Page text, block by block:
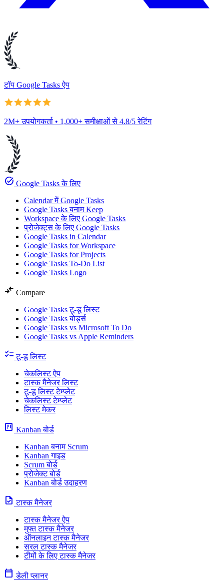
टॉप Google Tasks ऐप
2M+ उपयोगकर्ता • 1,000+ समीक्षाओं से 4.8/5 रेटिंग
task_alt Google Tasks के लिए
Calendar में Google Tasks
Google Tasks बनाम Keep
Workspace के लिए Google Tasks
प्रोजेक्ट्स के लिए Google Tasks
Google Tasks in Calendar
Google Tasks for Workspace
Google Tasks for Projects
Google Tasks To-Do List
Google Tasks Logo
compare_arrows Compare
Google Tasks टू-डू लिस्ट
Google Tasks बोर्ड्स
Google Tasks vs Microsoft To Do
Google Tasks vs Apple Reminders
checklist टू-डू लिस्ट
चेकलिस्ट ऐप
टास्क मैनेजर लिस्ट
टू-डू लिस्ट टेम्प्लेट
चेकलिस्ट टेम्प्लेट
लिस्ट मेकर
view_kanban Kanban बोर्ड
Kanban बनाम Scrum
Kanban गाइड
Scrum बोर्ड
प्रोजेक्ट बोर्ड
Kanban बोर्ड उदाहरण
task टास्क मैनेजर
टास्क मैनेजर ऐप
मुफ्त टास्क मैनेजर
ऑनलाइन टास्क मैनेजर
सरल टास्क मैनेजर
टीमों के लिए टास्क मैनेजर
calendar_today डेली प्लानर